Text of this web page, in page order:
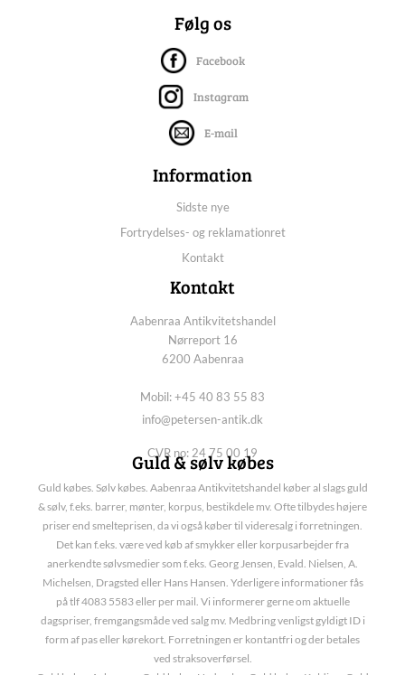
Følg os
Facebook
Instagram
E-mail
Information
Sidste nye
Fortrydelses- og reklamationret
Kontakt
Kontakt
Aabenraa Antikvitetshandel
Nørreport 16
6200 Aabenraa
Mobil: +45 40 83 55 83
info@petersen-antik.dk
CVR no: 24 75 00 19
Guld & sølv købes
Guld købes. Sølv købes. Aabenraa Antikvitetshandel køber al slags guld
& sølv, f.eks. barrer, mønter, korpus, bestikdele mv. Ofte tilbydes højere
priser end smelteprisen, da vi også køber til videresalg i forretningen.
Det kan f.eks. være ved køb af smykker eller korpusarbejder fra
anerkendte sølvsmedier som f.eks. Georg Jensen, Evald. Nielsen, A.
Michelsen, Dragsted eller Hans Hansen. Yderligere informationer fås
på tlf 4083 5583 eller per mail. Vi informerer gerne om aktuelle
dagspriser, fremgangsmåde ved salg mv. Medbring venligst gyldigt ID i
form af pas eller kørekort. Forretningen er kontantfri og der betales
ved straksoverførsel.